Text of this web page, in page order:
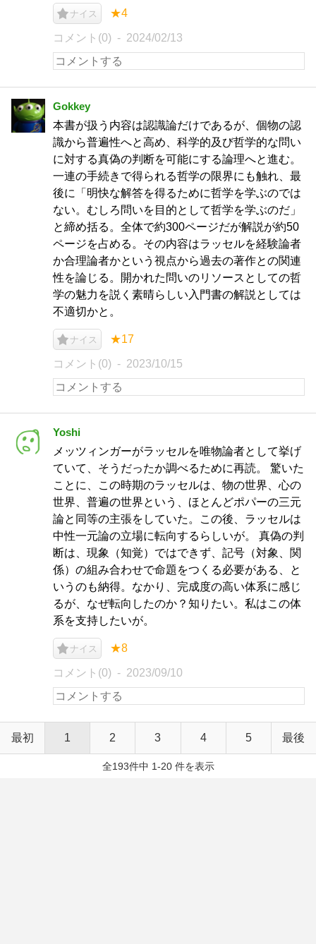
ナイス ★4
コメント(0) 2024/02/13
Gokkey
本書が扱う内容は認識論だけであるが、個物の認
識から普遍性へと高め、科学的及び哲学的な問い
に対する真偽の判断を可能にする論理へと進む。
一連の手続きで得られる哲学の限界にも触れ、最
後に「明快な解答を得るために哲学を学ぶのでは
ない。むしろ問いを目的として哲学を学ぶのだ」
と締め括る。全体で約300ページだが解説が約50
ページを占める。その内容はラッセルを経験論者
か合理論者かという視点から過去の著作との関連
性を論じる。開かれた問いのリソースとしての哲
学の魅力を説く素晴らしい入門書の解説としては
不適切かと。
ナイス ★17
コメント(0) 2023/10/15
Yoshi
メッツィンガーがラッセルを唯物論者として挙げ
ていて、そうだったか調べるために再読。 驚いた
ことに、この時期のラッセルは、物の世界、心の
世界、普遍の世界という、ほとんどポパーの三元
論と同等の主張をしていた。この後、ラッセルは
中性一元論の立場に転向するらしいが。 真偽の判
断は、現象（知覚）ではできず、記号（対象、関
係）の組み合わせで命題をつくる必要がある、と
いうのも納得。なかり、完成度の高い体系に感じ
るが、なぜ転向したのか？知りたい。私はこの体
系を支持したいが。
ナイス ★8
コメント(0) 2023/09/10
最初 1 2 3 4 5 最後
全193件中 1-20 件を表示